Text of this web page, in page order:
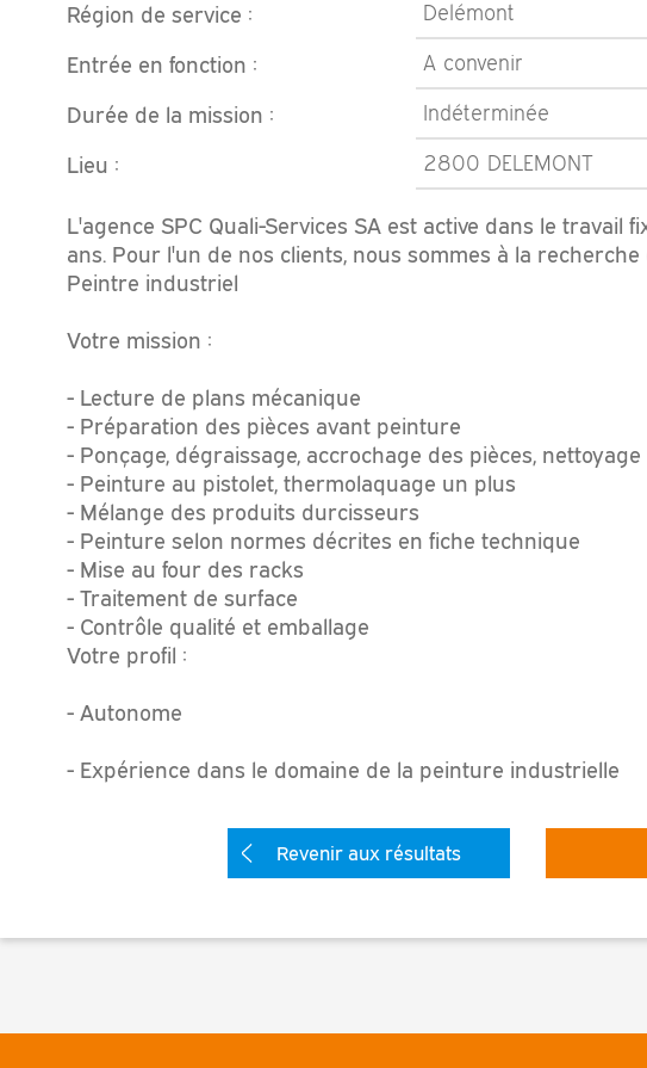
Région de service : Delémont
Entrée en fonction : A convenir
Durée de la mission : Indéterminée
Lieu : 2800 DELEMONT
L'agence SPC Quali-Services SA est active dans le travail
ans. Pour l'un de nos clients, nous sommes à la recherche
Peintre industriel
Votre mission :
- Lecture de plans mécanique
- Préparation des pièces avant peinture
- Ponçage, dégraissage, accrochage des pièces, nettoyage
- Peinture au pistolet, thermolaquage un plus
- Mélange des produits durcisseurs
- Peinture selon normes décrites en fiche technique
- Mise au four des racks
- Traitement de surface
- Contrôle qualité et emballage
Votre profil :
- Autonome
- Expérience dans le domaine de la peinture industrielle
Revenir aux résultats